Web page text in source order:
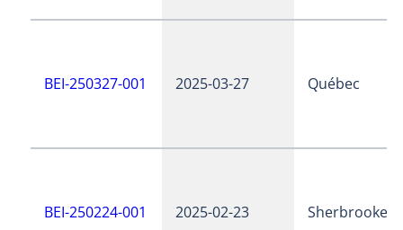
BEI-250327-001 2025-03-27 Québec
BEI-250224-001 2025-02-23 Sherbrooke